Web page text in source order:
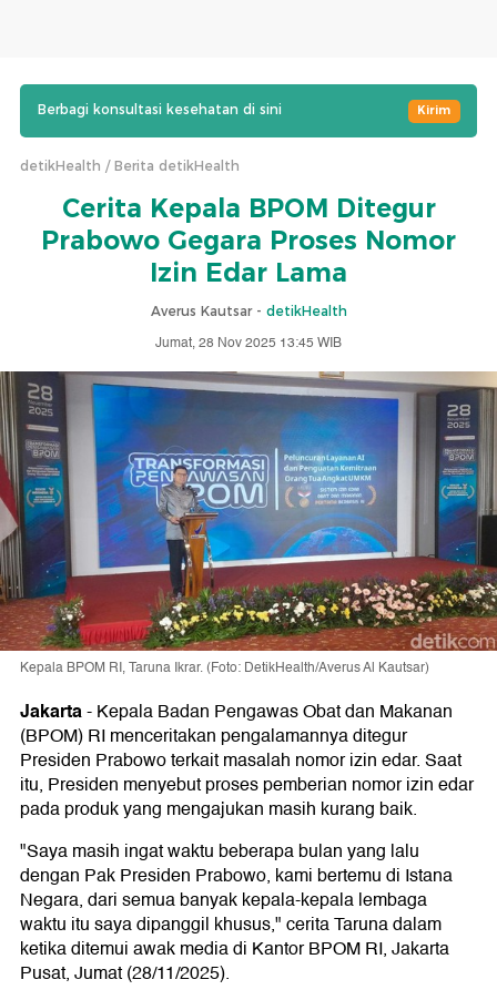
Berbagi konsultasi kesehatan di sini Kirim
detikHealth Berita detikHealth
Cerita Kepala BPOM Ditegur
Prabowo Gegara Proses Nomor
Izin Edar Lama
Averus Kautsar - detikHealth
Jumat, 28 Nov 2025 13:45 WIB
Kepala BPOM RI, Taruna Ikrar. (Foto: DetikHealth/Averus Al Kautsar)
Jakarta-Kepala Badan Pengawas Obat dan Makanan
(BPOM) RI menceritakan pengalamannya ditegur
Presiden Prabowo terkait masalah nomor izin edar. Saat
itu, Presiden menyebut proses pemberian nomor izin edar
pada produk yang mengajukan masih kurang baik.
"Saya masih ingat waktu beberapa bulan yang lalu
dengan Pak Presiden Prabowo, kami bertemu di Istana
Negara, dari semua banyak kepala-kepala lembaga
waktu itu saya dipanggil khusus," cerita Taruna dalam
ketika ditemui awak media di Kantor BPOM RI, Jakarta
Pusat, Jumat (28/11/2025).